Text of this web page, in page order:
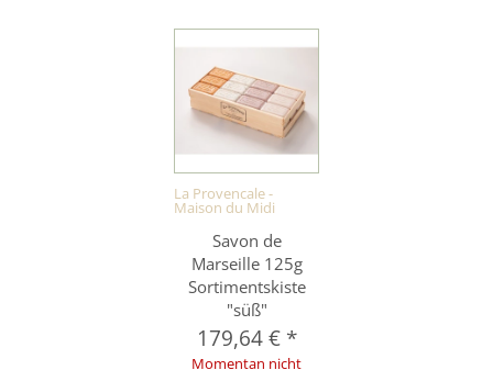
La Provencale -
Maison du Midi
Savon de
Marseille 125g
Sortimentskiste
"süß"
179,64 € *
Momentan nicht